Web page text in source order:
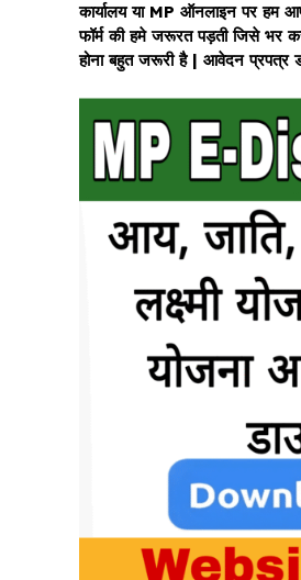
कार्यालय या MP ऑनलाइन पर हम
फॉर्म की हमे जरूरत पड़ती जिसे
होना बहुत जरूरी है | आवेदन